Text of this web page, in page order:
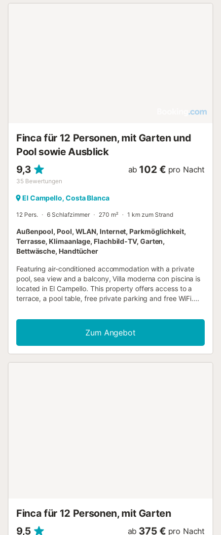
Finca für 12 Personen, mit Garten und
Pool sowie Ausblick
9,3
35 Bewertungen
ab 102 € pro Nacht
El Campello, Costa Blanca
12 Pers. 6 Schlafzimmer 270 m² 1 km zum Strand
Außenpool, Pool, WLAN, Internet, Parkmöglichkeit,
Terrasse, Klimaanlage, Flachbild-TV, Garten,
Bettwäsche, Handtücher
Featuring air-conditioned accommodation with a private
pool, sea view and a balcony, Villa moderna con piscina is
located in El Campello. This property offers access to a
terrace, a pool table, free private parking and free WiFi....
Zum Angebot
Finca für 12 Personen, mit Garten
9,5
ab 375 € pro Nacht